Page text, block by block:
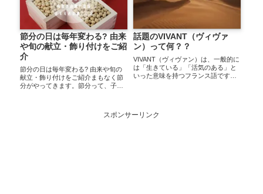
節分の日は毎年変わる? 由来
や旬の献立・飾り付けをご紹
介
節分の日は毎年変わる? 由来や旬の
献立・飾り付けをご紹介まもなく節
分がやってきます。節分って、子供
大人になるとなかなか忘れてしまい
がちではありませんか？本日はそん
話題のVIVANT（ヴィヴァ
ン）って何？？
VIVANT（ヴィヴァン）は、一般的に
は「生きている」「活気のある」と
いった意味を持つフランス語です。
スポンサーリンク